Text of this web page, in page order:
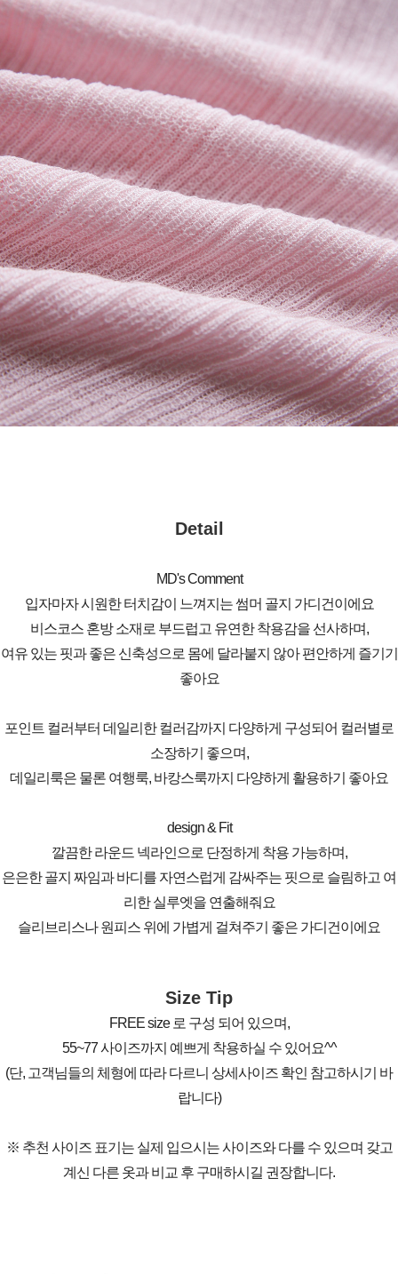
Detail
MD's Comment
입자마자 시원한 터치감이 느껴지는 썸머 골지 가디건이에요
비스코스 혼방 소재로 부드럽고 유연한 착용감을 선사하며,
여유 있는 핏과 좋은 신축성으로 몸에 달라붙지 않아 편안하게 즐기기
좋아요
포인트 컬러부터 데일리한 컬러감까지 다양하게 구성되어 컬러별로
소장하기 좋으며,
데일리룩은 물론 여행룩, 바캉스룩까지 다양하게 활용하기 좋아요
design & Fit
깔끔한 라운드 넥라인으로 단정하게 착용 가능하며,
은은한 골지 짜임과 바디를 자연스럽게 감싸주는 핏으로 슬림하고 여
리한 실루엣을 연출해줘요
슬리브리스나 원피스 위에 가볍게 걸쳐주기 좋은 가디건이에요
Size Tip
FREE size 로 구성 되어 있으며,
55~77 사이즈까지 예쁘게 착용하실 수 있어요^^
(단, 고객님들의 체형에 따라 다르니 상세사이즈 확인 참고하시기 바
랍니다)
※ 추천 사이즈 표기는 실제 입으시는 사이즈와 다를 수 있으며 갖고
계신 다른 옷과 비교 후 구매하시길 권장합니다.